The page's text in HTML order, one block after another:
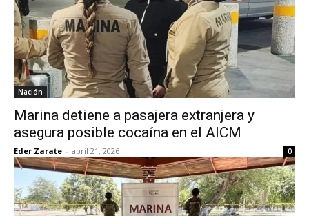
Nación
Marina detiene a pasajera extranjera y
asegura posible cocaína en el AICM
Eder Zarate - abril 21, 2026 0